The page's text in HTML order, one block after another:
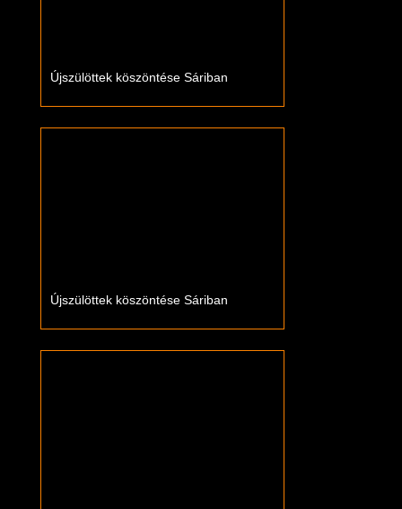
Újszülöttek köszöntése Sáriban
Újszülöttek köszöntése Sáriban